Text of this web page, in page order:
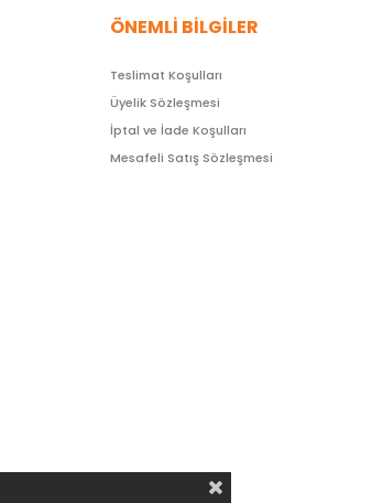
ÖNEMLİ BİLGİLER
Teslimat Koşulları
Üyelik Sözleşmesi
İptal ve İade Koşulları
Mesafeli Satış Sözleşmesi